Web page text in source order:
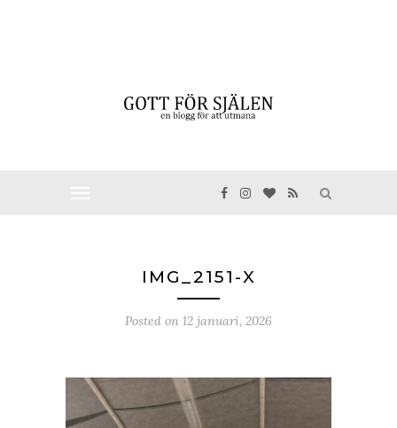
IMG_2151-X
Posted on 12 januari, 2026